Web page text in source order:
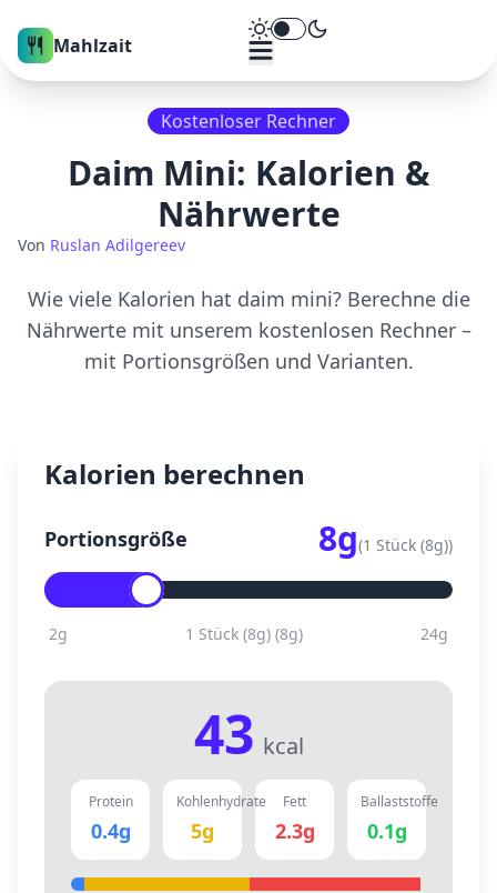
Mahlzait Theme umschalten
Kostenloser Rechner
Daim Mini: Kalorien &
Nährwerte
Von Ruslan Adilgereev
Wie viele Kalorien hat daim mini? Berechne die
Nährwerte mit unserem kostenlosen Rechner –
mit Portionsgrößen und Varianten.
Kalorien berechnen
Portionsgröße 8g(1 Stück (8g))
2g 1 Stück (8g) (8g) 24g
43 kcal
Protein
0.4g
Kohlenhydrate
5g
Fett
2.3g
Ballaststoffe
0.1g